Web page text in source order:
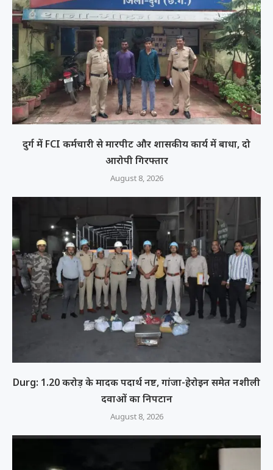
दुर्ग में FCI कर्मचारी से मारपीट और शासकीय कार्य में बाधा, दो
आरोपी गिरफ्तार
August 8, 2026
Durg: 1.20 करोड़ के मादक पदार्थ नष्ट, गांजा-हेरोइन समेत नशीली
दवाओं का निपटान
August 8, 2026